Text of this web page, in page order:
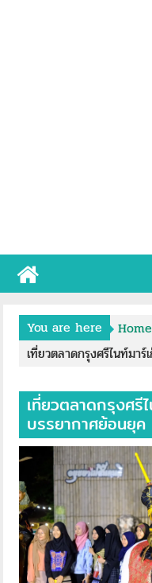
You are here Home
เที่ยวตลาดกรุงศรีไนท์มา
เที่ยวตลาดกรุงศรี
บรรยากาศย้อนยุค